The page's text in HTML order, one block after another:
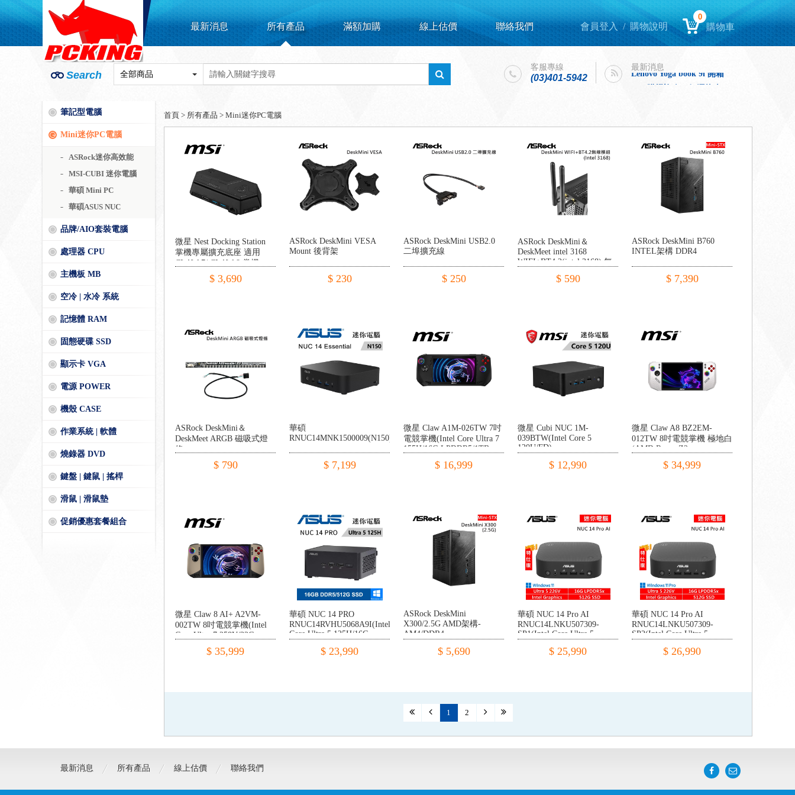
最新消息 所有產品 滿額加購 線上估價 聯絡我們 會員登入 /購物說明
0
購物車
Search
客服專線
(03)401-5942
最新消息
Lenovo Yoga book 9i 開箱
Lenovo Yoga book 9i 開箱
intel購機迎春，好運龍來！
筆記型電腦
Mini迷你PC電腦
ASRock迷你高效能
MSI-CUBI 迷你電腦
華碩 Mini PC
華碩ASUS NUC
品牌/AIO套裝電腦
處理器 CPU
主機板 MB
空冷 | 水冷 系統
記憶體 RAM
固態硬碟 SSD
顯示卡 VGA
電源 POWER
機殼 CASE
作業系統 | 軟體
燒錄器 DVD
鍵盤 | 鍵鼠 | 搖桿
滑鼠 | 滑鼠墊
促銷優惠套餐組合
首頁 > 所有產品 > Mini迷你PC電腦
微星 Nest Docking Station
掌機專屬擴充底座 適用
CLAW 7/ CLAW 8 掌機
$ 3,690
ASRock DeskMini VESA
Mount 後背架
$ 230
ASRock DeskMini USB2.0
二埠擴充線
$ 250
ASRock DeskMini＆
DeskMeet intel 3168
WIFI+BT4.2(intel 3168) 無
$ 590
ASRock DeskMini B760
INTEL架構 DDR4
$ 7,390
ASRock DeskMini＆
DeskMeet ARGB 磁吸式燈
條
$ 790
華碩
RNUC14MNK1500009(N150)
$ 7,199
微星 Claw A1M-026TW 7吋
電競掌機(Intel Core Ultra 7
155H/16G LPDDR5/1TB
$ 16,999
微星 Cubi NUC 1M-
039BTW(Intel Core 5
120U/FD)
$ 12,990
微星 Claw A8 BZ2EM-
012TW 8吋電競掌機 極地白
(AMD Ryzen Z2
SSD/W11)$ 34,999
微星 Claw 8 AI+ A2VM-
002TW 8吋電競掌機(Intel
Core Ultra 7 258V/32G
$ 35,999
華碩 NUC 14 PRO
RNUC14RVHU5068A9I(Intel
Core Ultra 5 125H/16G
$ 23,990
ASRock DeskMini
X300/2.5G AMD架構-
AM4/DDR4
$ 5,690
華碩 NUC 14 Pro AI
RNUC14LNKU507309-
SP1(Intel Core Ultra 5
PCIE/W11)$ 25,990
華碩 NUC 14 Pro AI
RNUC14LNKU507309-
SP2(Intel Core Ultra 5
PCIE/W11P)$ 26,990
1 2
最新消息 所有產品 線上估價 聯絡我們